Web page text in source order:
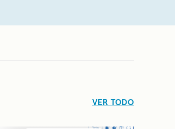
VER TODO